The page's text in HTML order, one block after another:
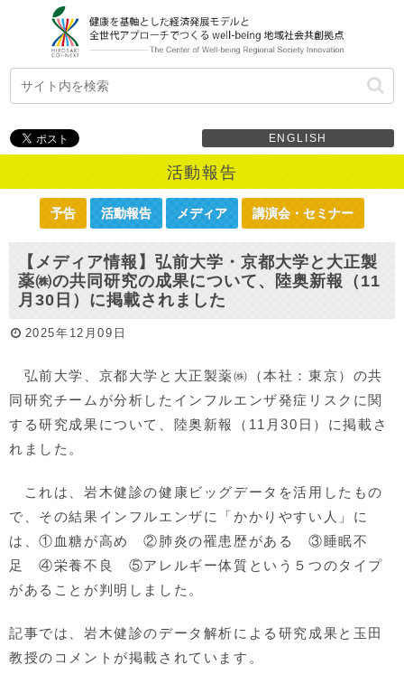
ENGLISH
活動報告
予告 活動報告 メディア 講演会・セミナー
【メディア情報】弘前大学・京都大学と大正製
薬㈱の共同研究の成果について、陸奥新報（11
月30日）に掲載されました
2025年12月09日
弘前大学、京都大学と大正製薬㈱（本社：東京）の共
同研究チームが分析したインフルエンザ発症リスクに関
する研究成果について、陸奥新報（11月30日）に掲載さ
れました。
これは、岩木健診の健康ビッグデータを活用したもの
で、その結果インフルエンザに「かかりやすい人」に
は、① 血糖が高め ②肺炎の罹患歴がある ③睡眠不
足 ④栄養不良 ⑤アレルギー体質という５つのタイプ
があることが判明しました。
記事では、岩木健診のデータ解析による研究成果と玉田
教授のコメントが掲載されています。